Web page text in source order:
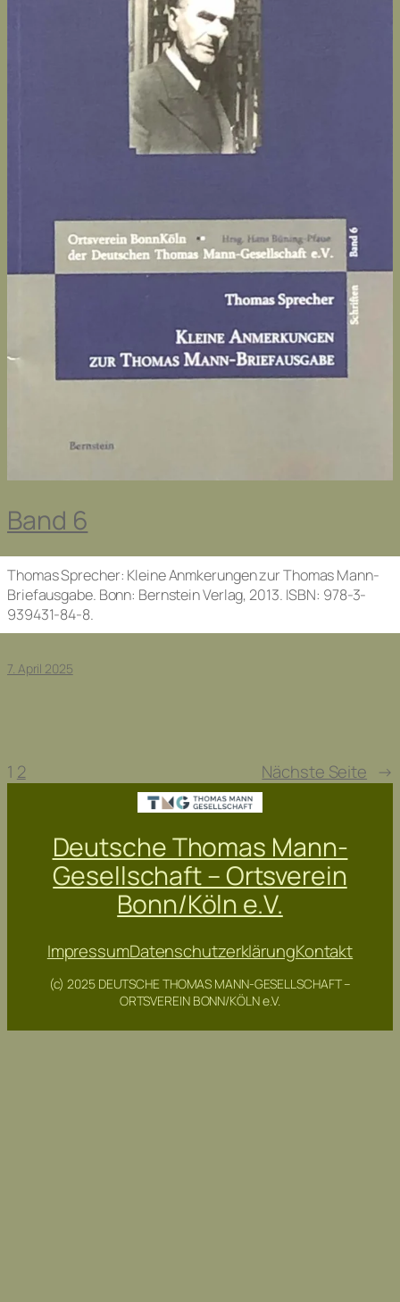
Band 6
Thomas Sprecher: Kleine Anmkerungen zur Thomas Mann-
Briefausgabe. Bonn: Bernstein Verlag, 2013. ISBN: 978-3-
939431-84-8.
7. April 2025
1 2 Nächste Seite →
Deutsche Thomas Mann-
Gesellschaft – Ortsverein
Bonn/Köln e.V.
ImpressumDatenschutzerklärungKontakt
(c) 2025 DEUTSCHE THOMAS MANN-GESELLSCHAFT –
ORTSVEREIN BONN/KÖLN e.V.